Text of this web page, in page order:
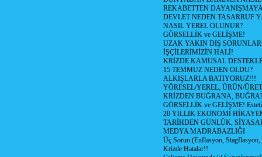
REKABETTEN
DEVLET NEDEN TASARRUF
NASIL YEREL OLUNUR?
GÖRSELLİK ve GELİŞME!
UZAK YAKIN DIŞ
İŞÇİLERİMİZİN HALİ!
KRİZDE KAMUSAL
15 TEMMUZ NEDEN OLDU?
ALKIŞLARLA BATIYORUZ!!!
YÖRESEL/YEREL, ÜRÜN/
KRİZDEN BUĞRANA,
GÖRSELLİK ve GELİŞME!
20 YILLIK EKONOMİ
TARİHDEN GÜNLÜK,
MEDYA MADRABAZLIĞI
Üç Sorun (Enflasyon, Stagflasyon,
Krizde Hatalar!!